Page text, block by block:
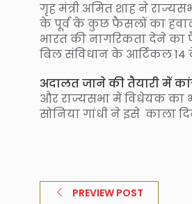
गृह मंत्री अमित शाह ने
के पूर्व के कुछ फैसलों का
भारत की नागरिकता देने का
बिल संविधान के आर्टिकल 14
अदालत जाने की तैयारी में
और राज्यसभा में विधेयक का
सोनिया गांधी ने इसे काला
PREVIEW POST